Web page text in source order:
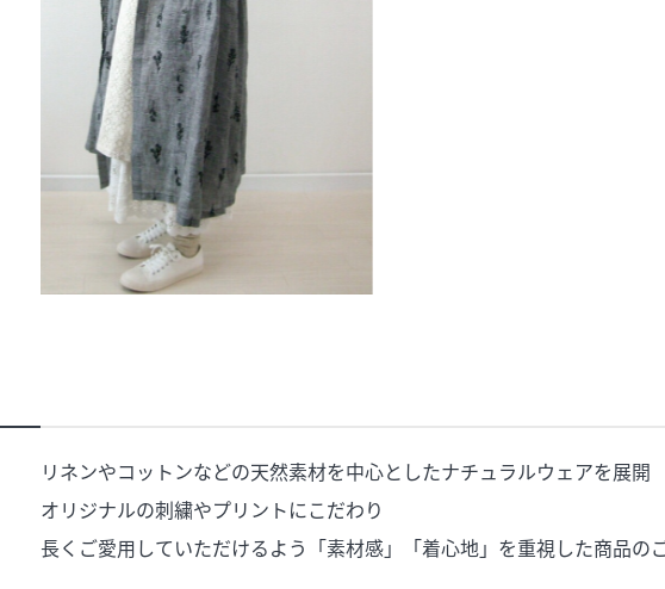
リネンやコットンなどの天然素材を中心としたナチュラルウェアを展開
オリジナルの刺繍やプリントにこだわり
長くご愛用していただけるよう「素材感」「着心地」を重視した商品の